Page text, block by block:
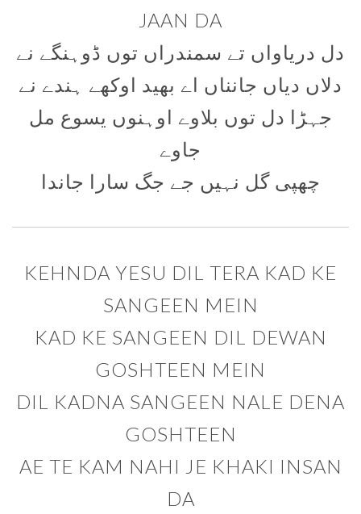
JAAN DA
دل دریاواں تے سمندراں توں ڈوہنگے نے
دلاں دیاں جانناں اے بھید اوکھے ہندے نے
جہڑا دل توں بلاوے اوہنوں یسوع مل
جاوے
چھپی گل نہيں جے جگ سارا جاندا
KEHNDA YESU DIL TERA KAD KE
SANGEEN MEIN
KAD KE SANGEEN DIL DEWAN
GOSHTEEN MEIN
DIL KADNA SANGEEN NALE DENA
GOSHTEEN
AE TE KAM NAHI JE KHAKI INSAN
DA